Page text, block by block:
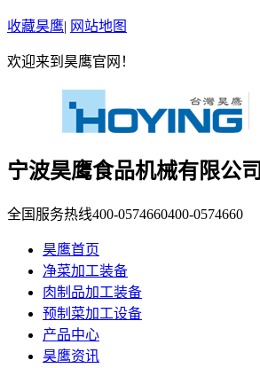
收藏昊鹰| 网站地图
欢迎来到昊鹰官网！
宁波昊鹰食品机械有限公司
全国服务热线400-0574660400-0574660
昊鹰首页
净菜加工装备
肉制品加工装备
预制菜加工设备
产品中心
昊鹰资讯